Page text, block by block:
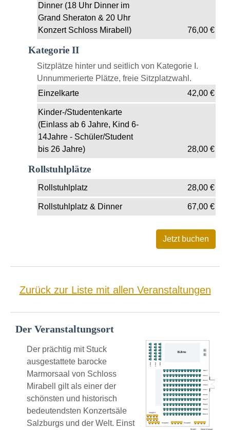
Dinner (18 Uhr Dinner im
Grand Sheraton & 20 Uhr
Konzert Schloss Mirabell)
76,00€
Kategorie II
Sitzplätze hinter und seitlich von Kategorie I.
Unnummerierte Plätze, freie Sitzplatzwahl.
Einzelkarte
42,00€
Kinder-/Studentenkarte
(Einlass ab 6 Jahre, Kind 6-
14Jahre - Schüler/Student
bis 26 Jahre)
28,00€
Rollstuhlplätze
Rollstuhlplatz 28,00€
Rollstuhlplatz & Dinner 67,00€
Zurück zur Liste mit allen Veranstaltungen
Der Veranstaltungsort
Der prächtig mit Stuck
ausgestattete barocke
Marmorsaal von Schloss
Mirabell gilt als einer der
schönsten und historisch
bedeutendsten Konzertsäle
Salzburgs und der Welt. Einst